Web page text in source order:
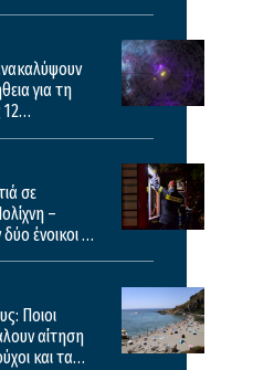
για τη
12
σε
–
ένοικοι –
Ποιοι
αίτηση
και τα